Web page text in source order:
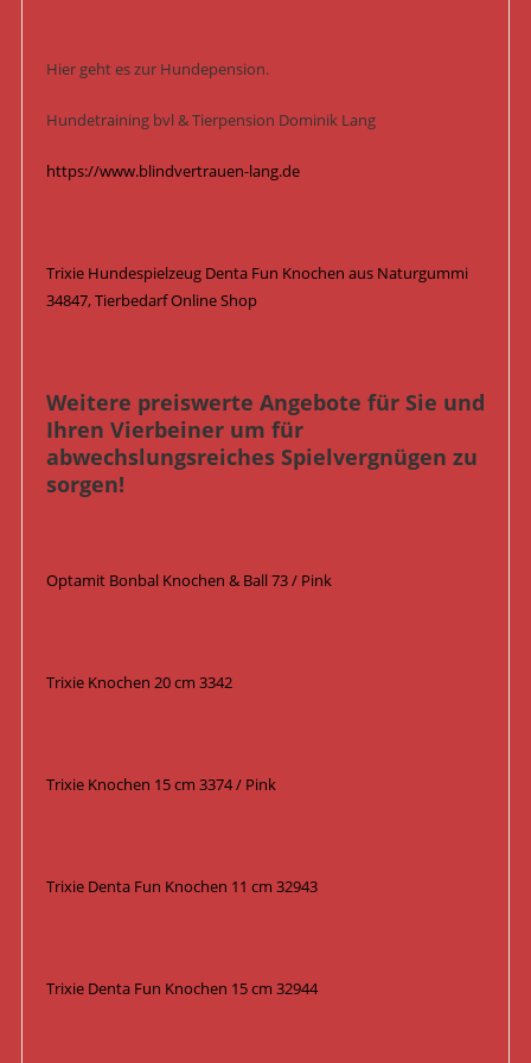
Hier geht es zur Hundepension.
Hundetraining bvl & Tierpension Dominik Lang
https://www.blindvertrauen-lang.de
Trixie Hundespielzeug Denta Fun Knochen aus Naturgummi
34847, Tierbedarf Online Shop
Weitere preiswerte Angebote für Sie und
Ihren Vierbeiner um für
abwechslungsreiches Spielvergnügen zu
sorgen!
Optamit Bonbal Knochen & Ball 73 / Pink
Trixie Knochen 20 cm 3342
Trixie Knochen 15 cm 3374 / Pink
Trixie Denta Fun Knochen 11 cm 32943
Trixie Denta Fun Knochen 15 cm 32944